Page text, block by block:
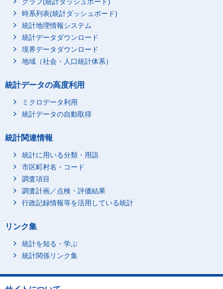
グラフ(統計ダッシュボード)
時系列表(統計ダッシュボード)
統計地理情報システム
統計データダウンロード
境界データダウンロード
地域（社会・人口統計体系）
統計データの高度利用
ミクロデータ利用
統計データの自動取得
統計関連情報
統計に用いる分類・用語
市区町村名・コード
調査項目
調査計画／点検・評価結果
行政記録情報等を活用している統計
リンク集
統計を知る・学ぶ
統計関係リンク集